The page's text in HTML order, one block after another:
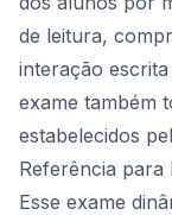
de leitura,
interação
exame também
estabelecidos
Referência para
Esse exame